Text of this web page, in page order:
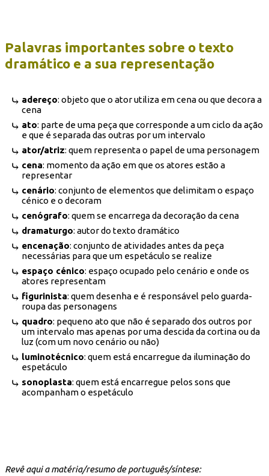
Palavras importantes sobre o texto
dramático e a sua representação
adereço: objeto que o ator utiliza em cena ou que decora a
cena
ato: parte de uma peça que corresponde a um ciclo da ação
e que é separada das outras por um intervalo
ator/atriz: quem representa o papel de uma personagem
cena: momento da ação em que os atores estão a
representar
cenário: conjunto de elementos que delimitam o espaço
cénico e o decoram
cenógrafo: quem se encarrega da decoração da cena
dramaturgo: autor do texto dramático
encenação: conjunto de atividades antes da peça
necessárias para que um espetáculo se realize
espaço cénico: espaço ocupado pelo cenário e onde os
atores representam
figurinista: quem desenha e é responsável pelo guarda-
roupa das personagens
quadro: pequeno ato que não é separado dos outros por
um intervalo mas apenas por uma descida da cortina ou da
luz (com um novo cenário ou não)
luminotécnico: quem está encarregue da iluminação do
espetáculo
sonoplasta: quem está encarregue pelos sons que
acompanham o espetáculo
Revê aqui a matéria/resumo de português/síntese: